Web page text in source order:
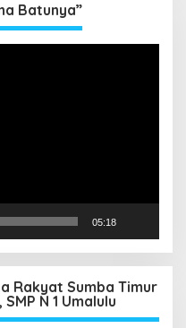
Batunya”
05:18
Rakyat Sumba Timur
N 1 Umalulu